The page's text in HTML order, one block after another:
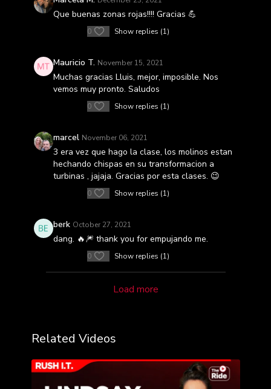
Que buenas zonas rojas!!!! Gracias 💪
0 Show replies (1)
Mauricio T. November 15, 2021
Muchas gracias Lluis, mejor, imposible. Nos
vemos muy pronto. Saludos
0 Show replies (1)
marcel November 06, 2021
3 era vez que hago la clase, los molinos estan
hechando chispas en su transformacion a
turbinas , jajaja. Gracias por esta clases. 😉
0 Show replies (1)
berk October 27, 2021
dang. 🔥🎆 thank you for empujando me.
0 Show replies (1)
Load more
Related Videos